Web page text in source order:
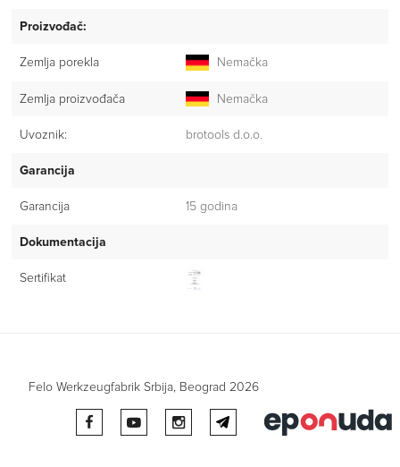
Proizvođač:
Zemlja porekla Nemačka
Zemlja proizvođača Nemačka
Uvoznik: brotools d.o.o.
Garancija
Garancija 15 godina
Dokumentacija
Sertifikat
Felo Werkzeugfabrik Srbija, Beograd 2026